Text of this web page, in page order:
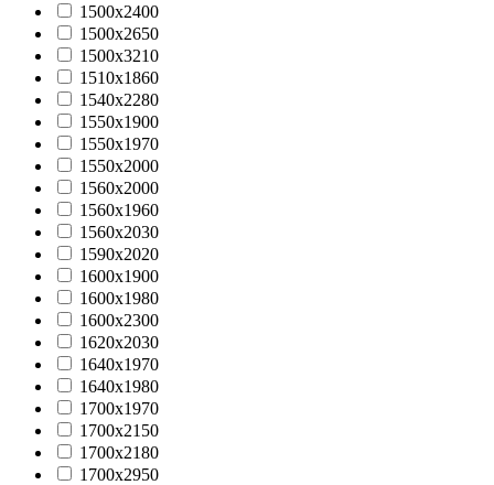
1500х2400
1500х2650
1500х3210
1510х1860
1540х2280
1550х1900
1550х1970
1550х2000
1560x2000
1560х1960
1560х2030
1590х2020
1600х1900
1600х1980
1600х2300
1620х2030
1640х1970
1640х1980
1700х1970
1700х2150
1700х2180
1700х2950